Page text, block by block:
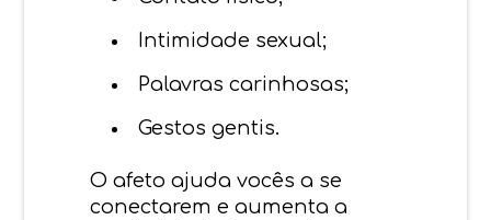
Intimidade sexual;
Palavras carinhosas;
Gestos gentis.
O afeto ajuda vocês a se
conectarem e aumenta a